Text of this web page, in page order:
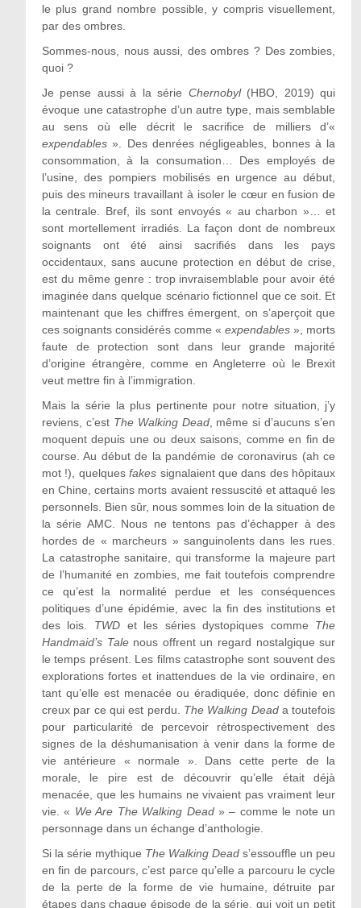
le plus grand nombre possible, y compris visuellement,
par des ombres.
Sommes-nous, nous aussi, des ombres ? Des zombies,
quoi ?
Je pense aussi à la série Chernobyl(HBO, 2019) qui
évoque une catastrophe d’un autre type, mais semblable
au sens où elle décrit le sacrifice de milliers d’«
expendables». Des denrées négligeables, bonnes à la
consommation, à la consumation… Des employés de
l’usine, des pompiers mobilisés en urgence au début,
puis des mineurs travaillant à isoler le cœur en fusion de
la centrale. Bref, ils sont envoyés « au charbon »… et
sont mortellement irradiés. La façon dont de nombreux
soignants ont été ainsi sacrifiés dans les pays
occidentaux, sans aucune protection en début de crise,
est du même genre : trop invraisemblable pour avoir été
imaginée dans quelque scénario fictionnel que ce soit. Et
maintenant que les chiffres émergent, on s’aperçoit que
ces soignants considérés comme «expendables », morts
faute de protection sont dans leur grande majorité
d’origine étrangère, comme en Angleterre où le Brexit
veut mettre fin à l’immigration.
Mais la série la plus pertinente pour notre situation, j’y
reviens, c’est The Walking Dead, même si d’aucuns s’en
moquent depuis une ou deux saisons, comme en fin de
course. Au début de la pandémie de coronavirus (ah ce
mot !), quelquesfakes signalaient que dans des hôpitaux
en Chine, certains morts avaient ressuscité et attaqué les
personnels. Bien sûr, nous sommes loin de la situation de
la série AMC. Nous ne tentons pas d’échapper à des
hordes de « marcheurs » sanguinolents dans les rues.
La catastrophe sanitaire, qui transforme la majeure part
de l’humanité en zombies, me fait toutefois comprendre
ce qu’est la normalité perdue et les conséquences
politiques d’une épidémie, avec la fin des institutions et
des lois. TWDet les séries dystopiques comme The
Handmaid’s Talenous offrent un regard nostalgique sur
le temps présent. Les films catastrophe sont souvent des
explorations fortes et inattendues de la vie ordinaire, en
tant qu’elle est menacée ou éradiquée, donc définie en
creux par ce qui est perdu. The Walking Deada toutefois
pour particularité de percevoir rétrospectivement des
signes de la déshumanisation à venir dans la forme de
vie antérieure « normale ». Dans cette perte de la
morale, le pire est de découvrir qu’elle était déjà
menacée, que les humains ne vivaient pas vraiment leur
vie. « We Are The Walking Dead» – comme le note un
personnage dans un échange d’anthologie.
Si la série mythique The Walking Dead s’essouffle un peu
en fin de parcours, c’est parce qu’elle a parcouru le cycle
de la perte de la forme de vie humaine, détruite par
étapes dans chaque épisode de la série, qui voit un petit